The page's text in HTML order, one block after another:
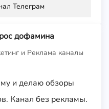
Телеграм
дофамина
и Реклама каналы
и делаю обзоры
Канал без рекламы.